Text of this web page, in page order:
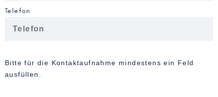
Telefon
Bitte für die Kontaktaufnahme mindestens ein Feld
ausfüllen.